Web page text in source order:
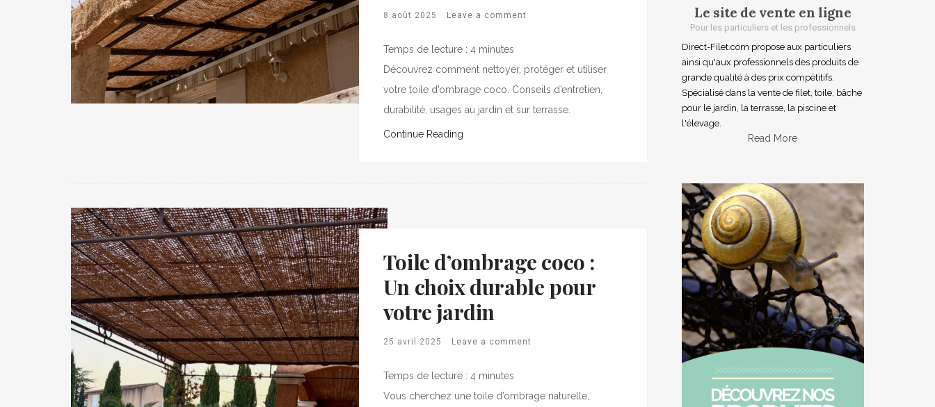
8 août 2025 Leave a comment
Temps de lecture : 4 minutes
Découvrez comment nettoyer, protéger et utiliser
votre toile d’ombrage coco. Conseils d’entretien,
durabilité, usages au jardin et sur terrasse.
Continue Reading
Toile d’ombrage coco :
Un choix durable pour
votre jardin
25 avril 2025 Leave a comment
Temps de lecture : 4 minutes
Vous cherchez une toile d’ombrage naturelle,
Le site de vente en ligne
Pour les particuliers et les professionnels
Direct-Filet.com propose aux particuliers
ainsi qu'aux professionnels des produits de
grande qualité à des prix compétitifs.
Spécialisé dans la vente de filet, toile, bâche
pour le jardin, la terrasse, la piscine et
l'élevage.
Read More